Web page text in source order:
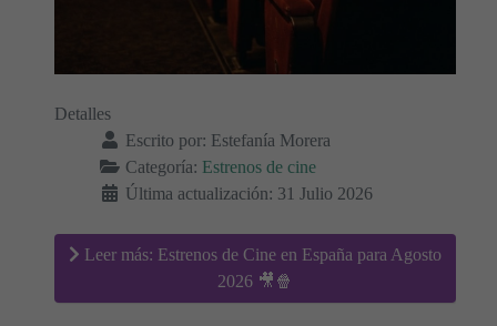
Detalles
Escrito por: Estefanía Morera
Categoría: Estrenos de cine
Última actualización: 31 Julio 2026
Leer más: Estrenos de Cine en España para Agosto
2026 🎥🍿